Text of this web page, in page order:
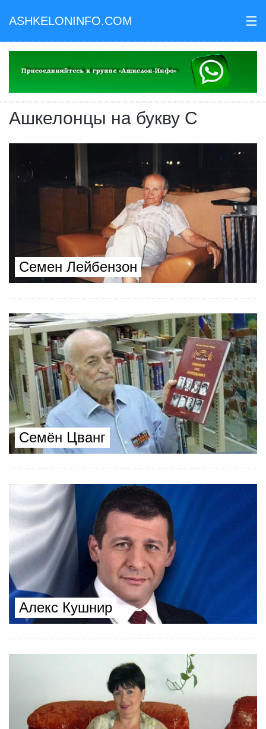
ASHKELONINFO.COM III
Ашкелонцы на букву С
Семен Лейбензон
Семён Цванг
Алекс Кушнир